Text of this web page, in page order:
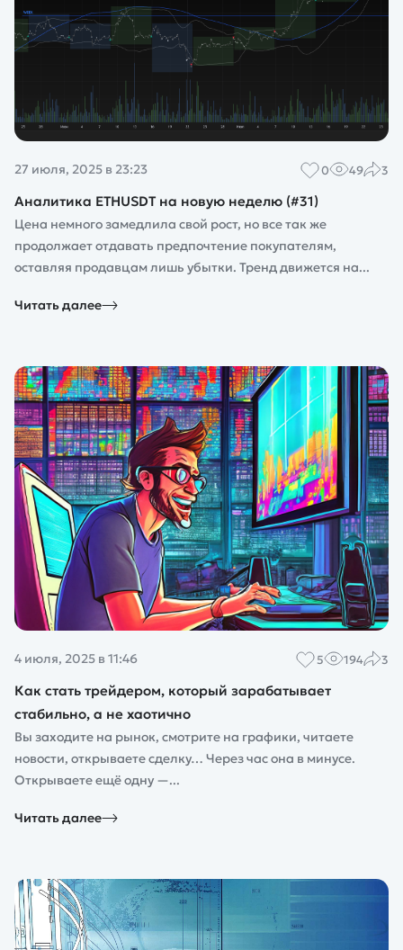
27 июля, 2025 в 23:23 0 49 3
Аналитика ETHUSDT на новую неделю (#31)
Цена немного замедлила свой рост, но все так же
продолжает отдавать предпочтение покупателям,
оставляя продавцам лишь убытки. Тренд движется на...
Читать далее
4 июля, 2025 в 11:46 5 194 3
Как стать трейдером, который зарабатывает
стабильно, а не хаотично
Вы заходите на рынок, смотрите на графики, читаете
новости, открываете сделку… Через час она в минусе.
Открываете ещё одну —...
Читать далее